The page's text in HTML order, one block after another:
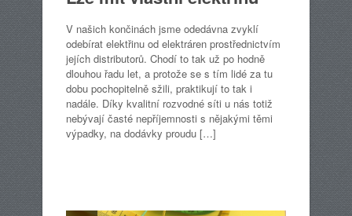
V našich končinách jsme odedávna zvyklí
odebírat elektřinu od elektráren prostřednictvím
jejích distributorů. Chodí to tak už po hodně
dlouhou řadu let, a protože se s tím lidé za tu
dobu pochopitelně sžili, praktikují to tak i
nadále. Díky kvalitní rozvodné síti u nás totiž
nebývají časté nepříjemnosti s nějakými těmi
výpadky, na dodávky proudu […]